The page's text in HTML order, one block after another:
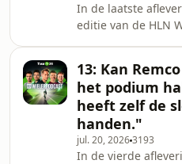
In de laatste
editie van de HLN
Evenepoel. "Dit is
belangrijke stap in
ronderenner"
omnystudio.com/
information.
13: Kan
het podium
heeft zelf de
handen."
jul. 20, 20263193
In de vierde